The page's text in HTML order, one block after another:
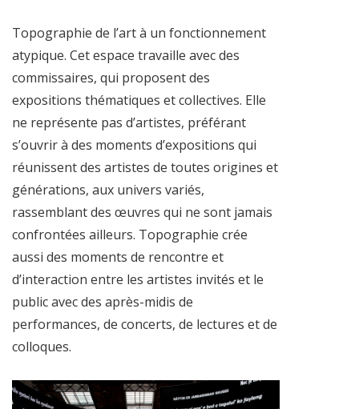
Topographie de l’art à un fonctionnement
atypique. Cet espace travaille avec des
commissaires, qui proposent des
expositions thématiques et collectives. Elle
ne représente pas d’artistes, préférant
s’ouvrir à des moments d’expositions qui
réunissent des artistes de toutes origines et
générations, aux univers variés,
rassemblant des œuvres qui ne sont jamais
confrontées ailleurs. Topographie crée
aussi des moments de rencontre et
d’interaction entre les artistes invités et le
public avec des après-midis de
performances, de concerts, de lectures et de
colloques.